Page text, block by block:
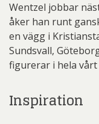
Wentzel jobbar
åker han runt
en vägg i
Sundsvall,
figurerar i hela vårt
Inspiration